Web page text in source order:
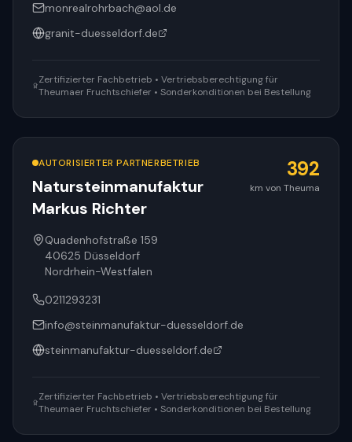
monrealrohrbach@aol.de
granit-duesseldorf.de
Zertifizierter Fachbetrieb • Vertriebsberechtigung für
Theumaer Fruchtschiefer • Sonderkonditionen bei Bestellung
AUTORISIERTER PARTNERBETRIEB
Natursteinmanufaktur
Markus Richter
392
km von Theuma
Quadenhofstraße 159
40625 Düsseldorf
Nordrhein-Westfalen
0211293231
info@steinmanufaktur-duesseldorf.de
steinmanufaktur-duesseldorf.de
Zertifizierter Fachbetrieb • Vertriebsberechtigung für
Theumaer Fruchtschiefer • Sonderkonditionen bei Bestellung